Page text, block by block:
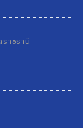
าชธานี